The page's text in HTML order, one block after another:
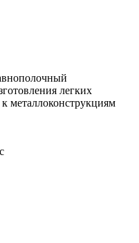
легких
металлоконструкциям